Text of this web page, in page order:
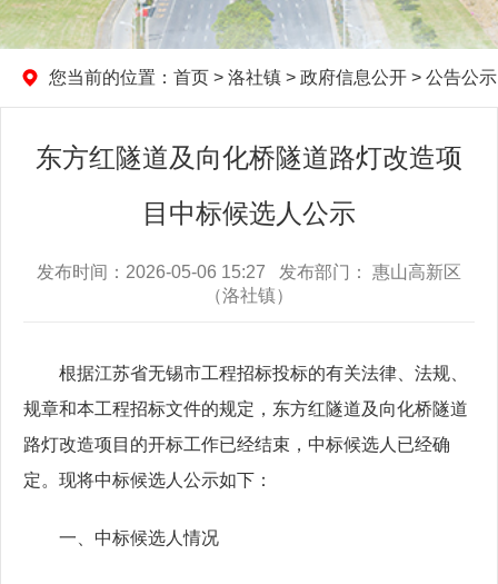
您当前的位置： 首页 > 洛社镇 > 政府信息公开 > 公告公示
东方红隧道及向化桥隧道路灯改造项
目中标候选人公示
发布时间：2026-05-06 15:27 发布部门： 惠山高新区
（洛社镇）
根据江苏省无锡市工程招标投标的有关法律、法规、
规章和本工程招标文件的规定，东方红隧道及向化桥隧道
路灯改造项目的开标工作已经结束，中标候选人已经确
定。现将中标候选人公示如下：
一、中标候选人情况